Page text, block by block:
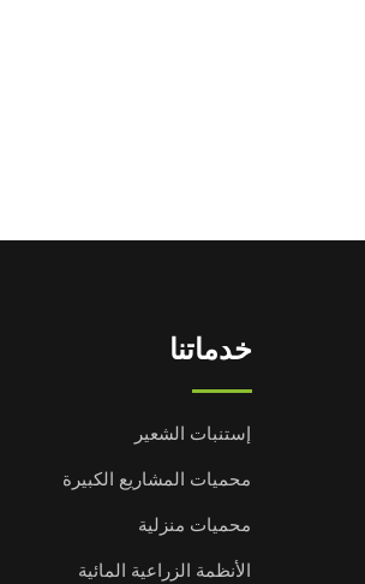
خدماتنا
إستنبات الشعير
محميات المشاريع الكبيرة
محميات منزلية
الأنظمة الزراعية المائية